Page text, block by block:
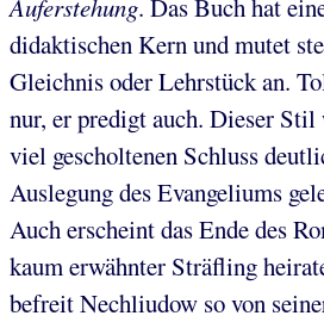
Auferstehung. Das Buch hat
didaktischen Kern und mutet
Gleichnis oder Lehrstück an.
nur, er predigt auch. Dieser
viel gescholtenen Schluss
Auslegung des Evangeliums
Auch erscheint das Ende des
kaum erwähnter Sträfling
befreit Nechliudow so von